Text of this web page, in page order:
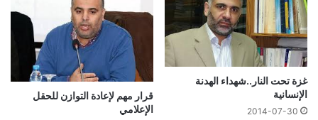
غزة تحت النار..شهداء الهدنة
الإنسانية
2014-07-30
قرار مهم لإعادة التوازن للحقل
الإعلامي